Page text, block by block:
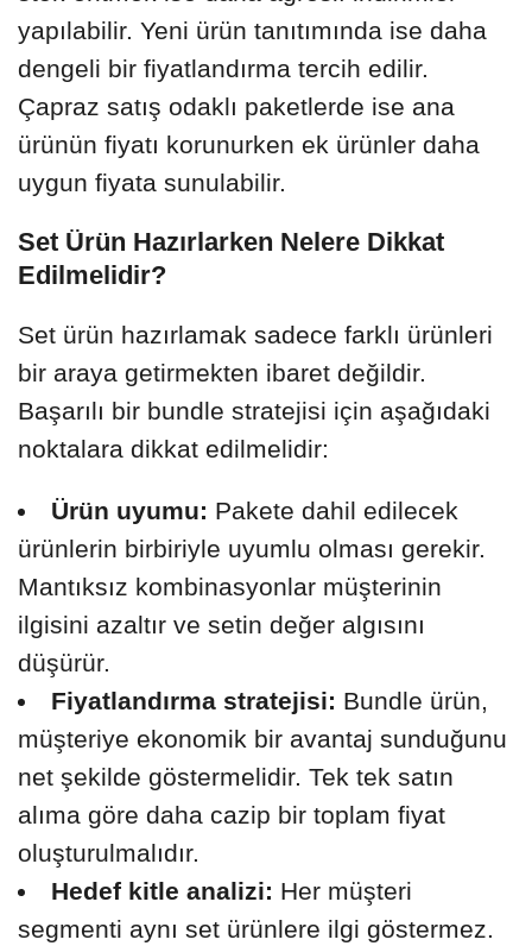
yapılabilir. Yeni ürün tanıtımında ise daha
dengeli bir fiyatlandırma tercih edilir.
Çapraz satış odaklı paketlerde ise ana
ürünün fiyatı korunurken ek ürünler daha
uygun fiyata sunulabilir.
Set Ürün Hazırlarken Nelere Dikkat
Edilmelidir?
Set ürün hazırlamak sadece farklı ürünleri
bir araya getirmekten ibaret değildir.
Başarılı bir bundle stratejisi için aşağıdaki
noktalara dikkat edilmelidir:
Ürün uyumu: Pakete dahil edilecek
ürünlerin birbiriyle uyumlu olması gerekir.
Mantıksız kombinasyonlar müşterinin
ilgisini azaltır ve setin değer algısını
düşürür.
Fiyatlandırma stratejisi: Bundle ürün,
müşteriye ekonomik bir avantaj sunduğunu
net şekilde göstermelidir. Tek tek satın
alıma göre daha cazip bir toplam fiyat
oluşturulmalıdır.
Hedef kitle analizi: Her müşteri
segmenti aynı set ürünlere ilgi göstermez.